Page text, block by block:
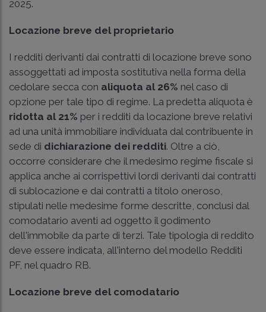
2025.
Locazione breve del proprietario
I redditi derivanti dai contratti di locazione breve sono
assoggettati ad imposta sostitutiva nella forma della
cedolare secca con aliquota al 26% nel caso di
opzione per tale tipo di regime. La predetta aliquota è
ridotta al 21% per i redditi da locazione breve relativi
ad una unità immobiliare individuata dal contribuente in
sede di dichiarazione dei redditi. Oltre a ciò,
occorre considerare che il medesimo regime fiscale si
applica anche ai corrispettivi lordi derivanti dai contratti
di sublocazione e dai contratti a titolo oneroso,
stipulati nelle medesime forme descritte, conclusi dal
comodatario aventi ad oggetto il godimento
dell'immobile da parte di terzi. Tale tipologia di reddito
deve essere indicata, all'interno del modello Redditi
PF, nel quadro RB.
Locazione breve del comodatario